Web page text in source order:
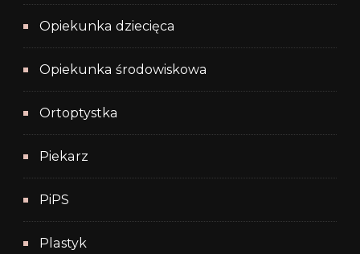
Opiekunka dziecięca
Opiekunka środowiskowa
Ortoptystka
Piekarz
PiPS
Plastyk